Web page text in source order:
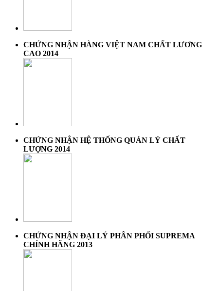
CHỨNG NHẬN HÀNG VIỆT NAM CHẤT LƯƠNG
CAO 2014
CHỨNG NHẬN HỆ THỐNG QUẢN LÝ CHẤT
LƯỢNG 2014
CHỨNG NHẬN ĐẠI LÝ PHÂN PHỐI SUPREMA
CHÍNH HÃNG 2013